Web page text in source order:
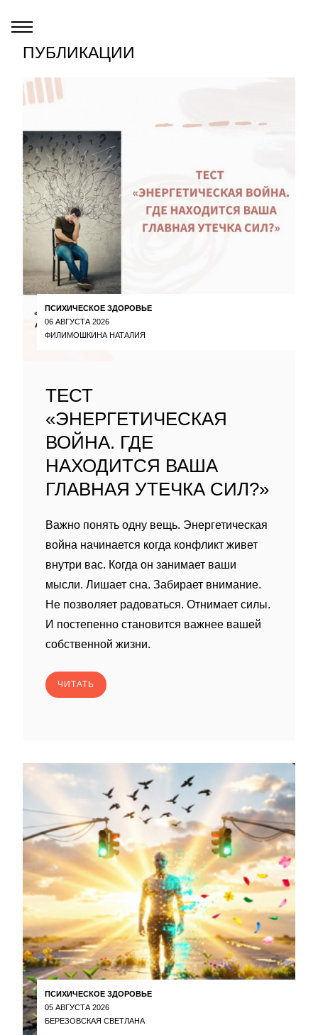
ПУБЛИКАЦИИ
ПСИХИЧЕСКОЕ ЗДОРОВЬЕ
06 АВГУСТА 2026
ФИЛИМОШКИНА НАТАЛИЯ
ТЕСТ
«ЭНЕРГЕТИЧЕСКАЯ
ВОЙНА. ГДЕ
НАХОДИТСЯ ВАША
ГЛАВНАЯ УТЕЧКА СИЛ?»
Важно понять одну вещь. Энергетическая
война начинается когда конфликт живет
внутри вас. Когда он занимает ваши
мысли. Лишает сна. Забирает внимание.
Не позволяет радоваться. Отнимает силы.
И постепенно становится важнее вашей
собственной жизни.
ЧИТАТЬ
ПСИХИЧЕСКОЕ ЗДОРОВЬЕ
05 АВГУСТА 2026
БЕРЕЗОВСКАЯ СВЕТЛАНА